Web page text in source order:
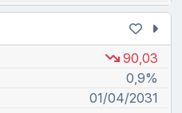
90,03
0,9%
01/04/2031